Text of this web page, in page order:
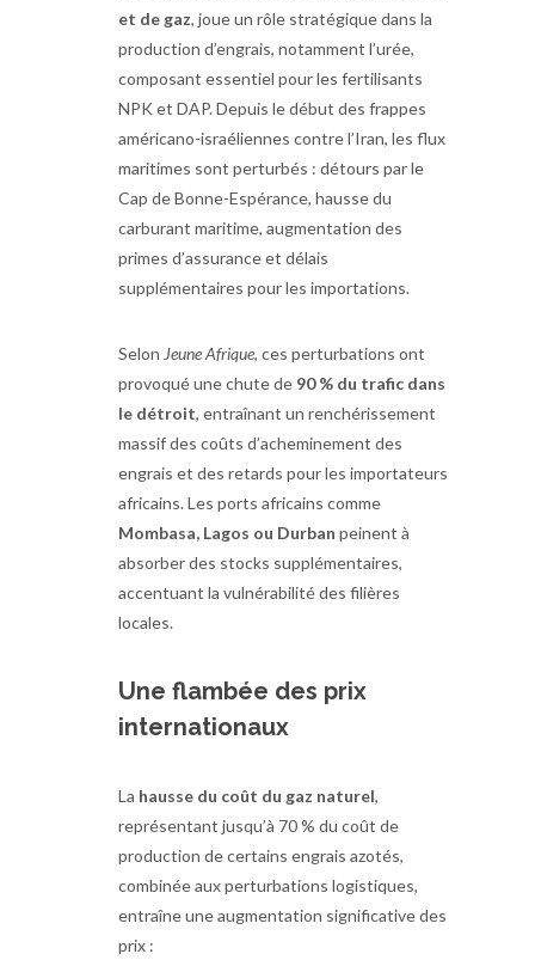
et de gaz, joue un rôle stratégique dans la
production d’engrais, notamment l’urée,
composant essentiel pour les fertilisants
NPK et DAP. Depuis le début des frappes
américano-israéliennes contre l’Iran, les flux
maritimes sont perturbés : détours par le
Cap de Bonne-Espérance, hausse du
carburant maritime, augmentation des
primes d’assurance et délais
supplémentaires pour les importations.
Selon Jeune Afrique, ces perturbations ont
provoqué une chute de 90 % du trafic dans
le détroit, entraînant un renchérissement
massif des coûts d’acheminement des
engrais et des retards pour les importateurs
africains. Les ports africains comme
Mombasa, Lagos ou Durban peinent à
absorber des stocks supplémentaires,
accentuant la vulnérabilité des filières
locales.
Une flambée des prix
internationaux
La hausse du coût du gaz naturel,
représentant jusqu’à 70 % du coût de
production de certains engrais azotés,
combinée aux perturbations logistiques,
entraîne une augmentation significative des
prix :